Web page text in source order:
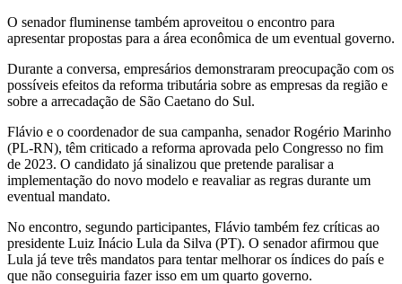
O senador fluminense também aproveitou o encontro para
apresentar propostas para a área econômica de um eventual governo.
Durante a conversa, empresários demonstraram preocupação com os
possíveis efeitos da reforma tributária sobre as empresas da região e
sobre a arrecadação de São Caetano do Sul.
Flávio e o coordenador de sua campanha, senador Rogério Marinho
(PL-RN), têm criticado a reforma aprovada pelo Congresso no fim
de 2023. O candidato já sinalizou que pretende paralisar a
implementação do novo modelo e reavaliar as regras durante um
eventual mandato.
No encontro, segundo participantes, Flávio também fez críticas ao
presidente Luiz Inácio Lula da Silva (PT). O senador afirmou que
Lula já teve três mandatos para tentar melhorar os índices do país e
que não conseguiria fazer isso em um quarto governo.